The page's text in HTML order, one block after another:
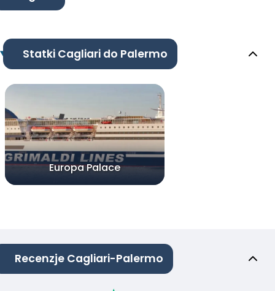
Statki Cagliari do Palermo
Europa Palace
Recenzje Cagliari-Palermo